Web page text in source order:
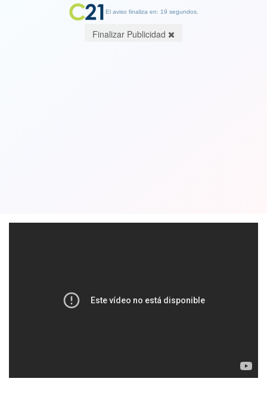
El aviso finaliza en: 19 segundos.
Finalizar Publicidad